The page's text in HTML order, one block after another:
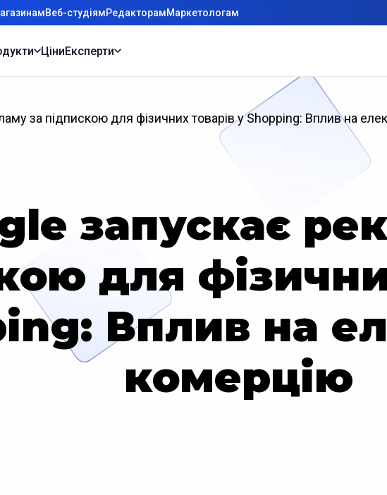
Веб-студіямРедакторамМаркетологам
ЦіниЕксперти
за підпискою для фізичних товарів у Shopping: Вплив на
запускає
для
Вплив на
комерцію